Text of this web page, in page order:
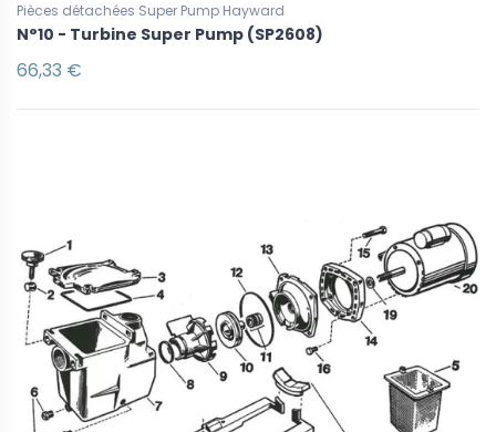
Pièces détachées Super Pump Hayward
N°10 - Turbine Super Pump (SP2608)
66,33 €